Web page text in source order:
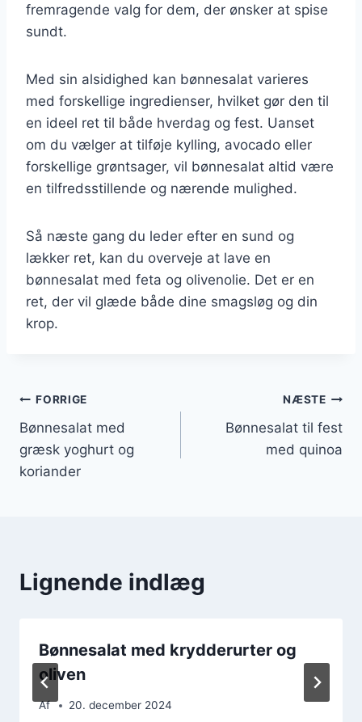
fremragende valg for dem, der ønsker at spise
sundt.
Med sin alsidighed kan bønnesalat varieres
med forskellige ingredienser, hvilket gør den til
en ideel ret til både hverdag og fest. Uanset
om du vælger at tilføje kylling, avocado eller
forskellige grøntsager, vil bønnesalat altid være
en tilfredsstillende og nærende mulighed.
Så næste gang du leder efter en sund og
lækker ret, kan du overveje at lave en
bønnesalat med feta og olivenolie. Det er en
ret, der vil glæde både dine smagsløg og din
krop.
Indlægsnavigation
FORRIGE
Bønnesalat med
græsk yoghurt og
koriander
NÆSTE
Bønnesalat til fest
med quinoa
Lignende indlæg
Bønnesalat med krydderurter og
oliven
Af 20. december 2024